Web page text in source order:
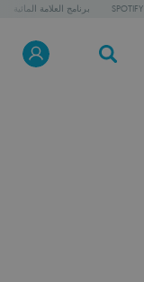
SPOTIFY برنامج العلامة المائية